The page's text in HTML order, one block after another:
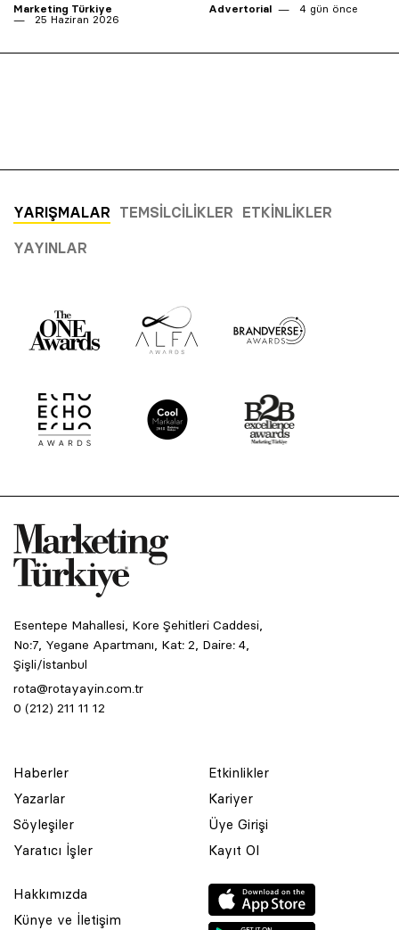
Marketing Türkiye
25 Haziran 2026
Advertorial 4 gün önce
YARIŞMALAR TEMSILCILIKLER ETKINLIKLER
YAYINLAR
Esentepe Mahallesi, Kore Şehitleri Caddesi,
No:7, Yegane Apartmanı, Kat: 2, Daire: 4,
Şişli/İstanbul
rota@rotayayin.com.tr
0 (212) 211 11 12
Haberler
Yazarlar
Söyleşiler
Yaratıcı İşler
Etkinlikler
Kariyer
Üye Girişi
Kayıt Ol
Hakkımızda
Künye ve İletişim